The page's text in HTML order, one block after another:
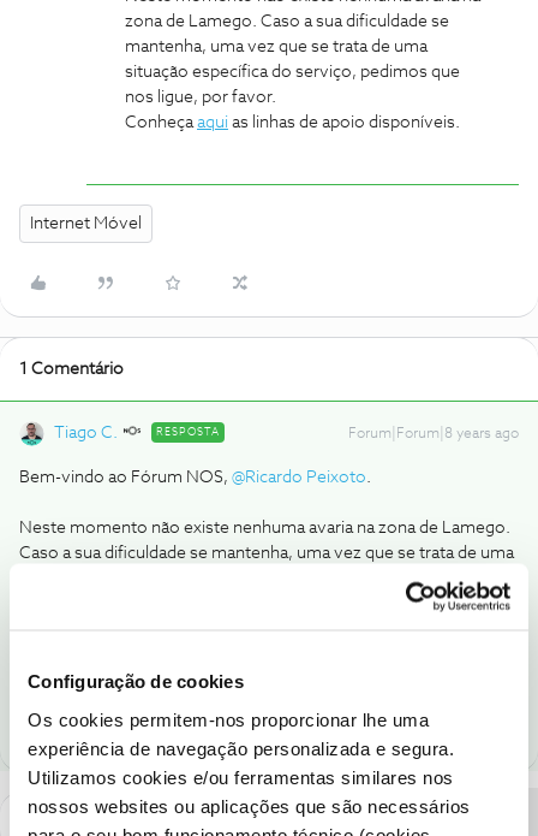
Configuração de cookies
Os cookies permitem-nos proporcionar lhe uma
experiência de navegação personalizada e segura.
Utilizamos cookies e/ou ferramentas similares nos
nossos websites ou aplicações que são necessários
zona de Lamego. Caso a sua dificuldade se
mantenha, uma vez que se trata de uma
situação específica do serviço, pedimos que
nos ligue, por favor.
Conheçaaqui as linhas de apoio disponíveis.
Internet Móvel
1 Comentário
Tiago C. RESPOSTA Forum|Forum|8 years ago
Bem-vindo ao Fórum NOS, @Ricardo Peixoto.
Neste momento não existe nenhuma avaria na zona de Lamego.
Caso a sua dificuldade se mantenha, uma vez que se trata de uma
situação específica do serviço, pedimos que nos ligue, por favor.
como "Melhor Resposta" e faça "Like" nos melhores comentários.